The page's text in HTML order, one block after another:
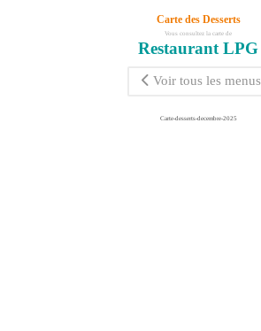
Carte des Desserts
Vous consultez la carte de
Restaurant LPG
Voir tous les menus
Carte-desserts-decembre-2025